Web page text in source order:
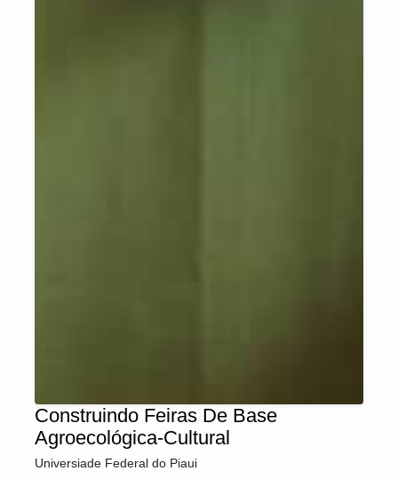
Construindo Feiras De Base
Agroecológica-Cultural
Universiade Federal do Piaui